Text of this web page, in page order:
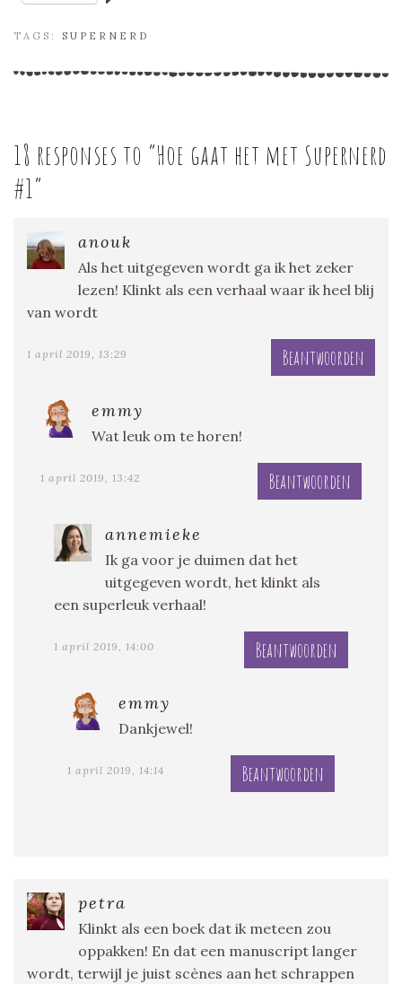
TAGS: SUPERNERD
18 responses to “Hoe gaat het met Supernerd
#1”
anouk
Als het uitgegeven wordt ga ik het zeker
lezen! Klinkt als een verhaal waar ik heel blij
van wordt
1 april 2019, 13:29 Beantwoorden
emmy
Wat leuk om te horen!
1 april 2019, 13:42 Beantwoorden
annemieke
Ik ga voor je duimen dat het
uitgegeven wordt, het klinkt als
een superleuk verhaal!
1 april 2019, 14:00 Beantwoorden
emmy
Dankjewel!
1 april 2019, 14:14 Beantwoorden
petra
Klinkt als een boek dat ik meteen zou
oppakken! En dat een manuscript langer
wordt, terwijl je juist scènes aan het schrappen